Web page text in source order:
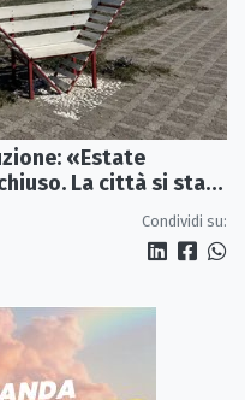
«Estate
La città si sta
Condividi su: